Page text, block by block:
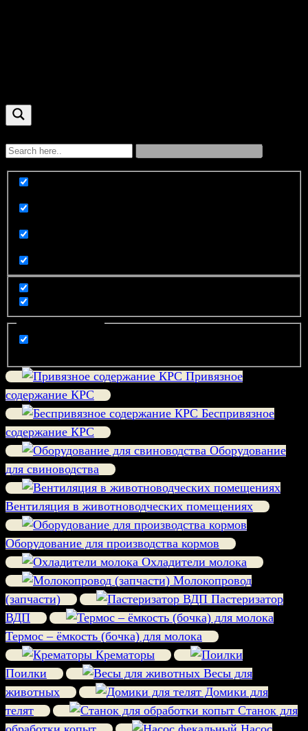
Привязное
содержание КРС
Беспривязное
содержание КРС
Оборудование
для свиноводства
Вентиляция в животноводческих помещениях
Оборудование для производства кормов
Охладители молока
Молокопровод
(запчасти)
Пастеризатор
ВДП
Термос – ёмкость (бочка) для молока
Крематоры
Поилки
Весы для
животных
Домики для
телят
Станок для